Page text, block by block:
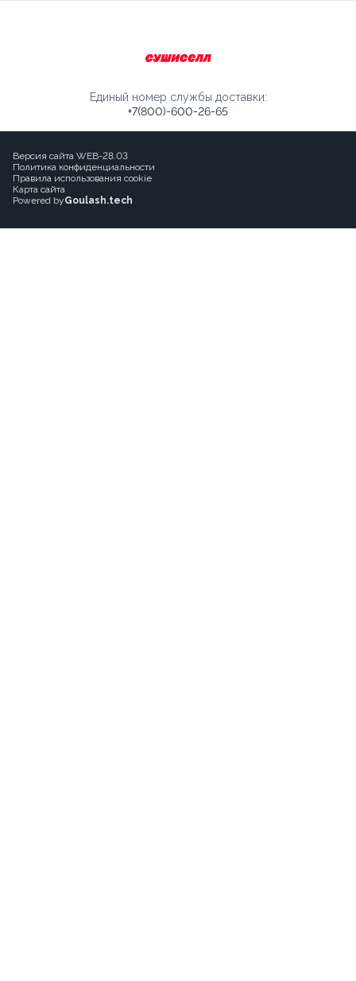
Единый номер службы доставки:
+7(800)-600-26-65
Версия сайта WEB-28.03
Политика конфиденциальности
Правила использования cookie
Карта сайта
Powered byGoulash.tech